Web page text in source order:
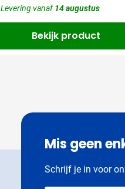
Levering vanaf14 augustus
Bekijk product
Mis geen
Schrijf je in voor